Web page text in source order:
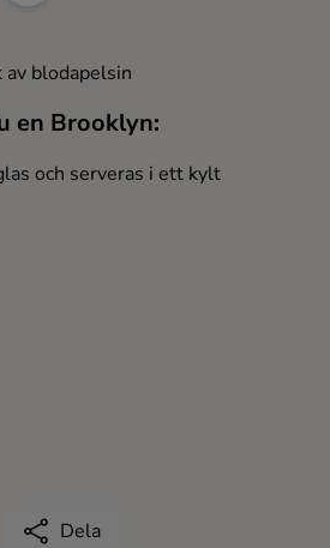
blodapelsin
en Brooklyn:
och serveras i ett kylt
Dela